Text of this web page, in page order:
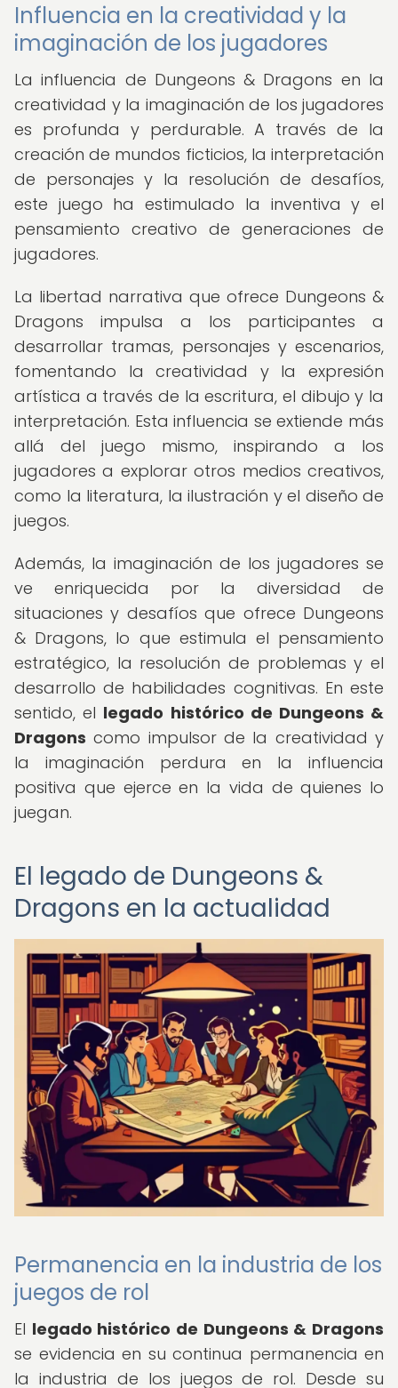
Influencia en la creatividad y la
imaginación de los jugadores
La influencia de Dungeons & Dragons en la
creatividad y la imaginación de los jugadores
es profunda y perdurable. A través de la
creación de mundos ficticios, la interpretación
de personajes y la resolución de desafíos,
este juego ha estimulado la inventiva y el
pensamiento creativo de generaciones de
jugadores.
La libertad narrativa que ofrece Dungeons &
Dragons impulsa a los participantes a
desarrollar tramas, personajes y escenarios,
fomentando la creatividad y la expresión
artística a través de la escritura, el dibujo y la
interpretación. Esta influencia se extiende más
allá del juego mismo, inspirando a los
jugadores a explorar otros medios creativos,
como la literatura, la ilustración y el diseño de
juegos.
Además, la imaginación de los jugadores se
ve enriquecida por la diversidad de
situaciones y desafíos que ofrece Dungeons
& Dragons, lo que estimula el pensamiento
estratégico, la resolución de problemas y el
desarrollo de habilidades cognitivas. En este
sentido, el legado histórico de Dungeons &
Dragons como impulsor de la creatividad y
la imaginación perdura en la influencia
positiva que ejerce en la vida de quienes lo
juegan.
El legado de Dungeons &
Dragons en la actualidad
Permanencia en la industria de los
juegos de rol
El legado histórico de Dungeons & Dragons
se evidencia en su continua permanencia en
la industria de los juegos de rol. Desde su